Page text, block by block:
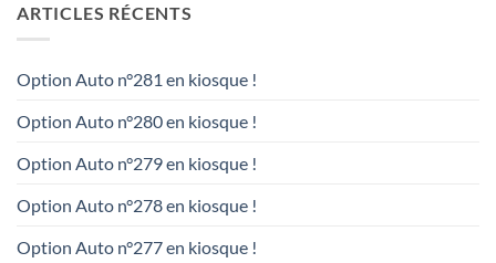
ARTICLES RÉCENTS
Option Auto n°281 en kiosque !
Option Auto n°280 en kiosque !
Option Auto n°279 en kiosque !
Option Auto n°278 en kiosque !
Option Auto n°277 en kiosque !